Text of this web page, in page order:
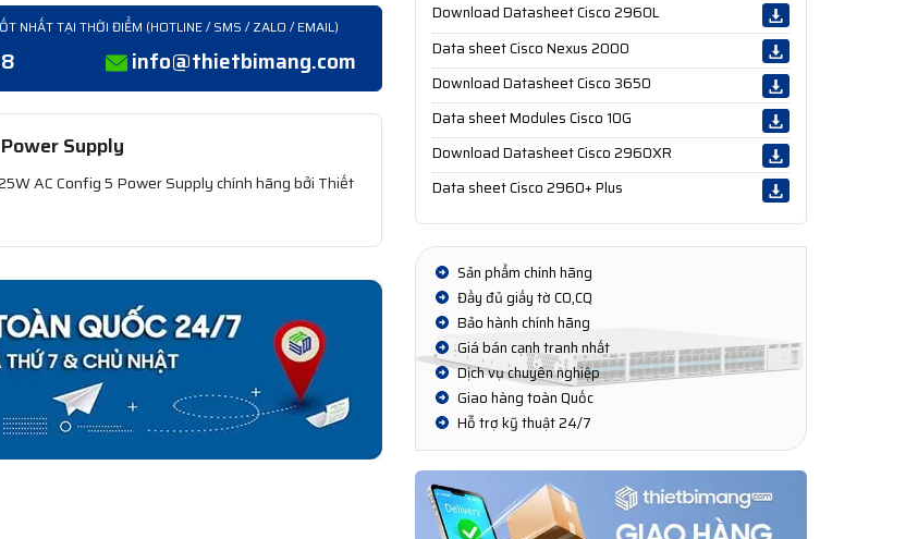
NHẤT TẠI THỜI ĐIỂM (HOTLINE / SMS / ZALO / EMAIL)
info@thietbimang.com
Supply
AC Config 5 Power Supply chính hãng bởi Thiết
Download Datasheet Cisco 2960L
Data sheet Cisco Nexus 2000
Download Datasheet Cisco 3650
Data sheet Modules Cisco 10G
Download Datasheet Cisco 2960XR
Data sheet Cisco 2960+ Plus
Sản phẩm chính hãng
Đầy đủ giấy tờ CO,CQ
Bảo hành chính hãng
Giá bán cạnh tranh nhất
Dịch vụ chuyên nghiệp
Giao hàng toàn Quốc
Hỗ trợ kỹ thuật 24/7